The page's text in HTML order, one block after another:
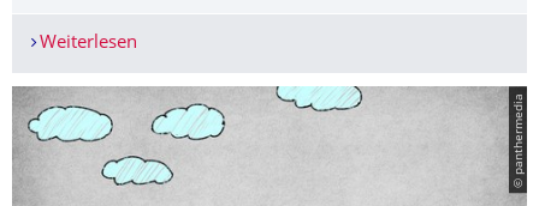
Weiterlesen
© panthermedia